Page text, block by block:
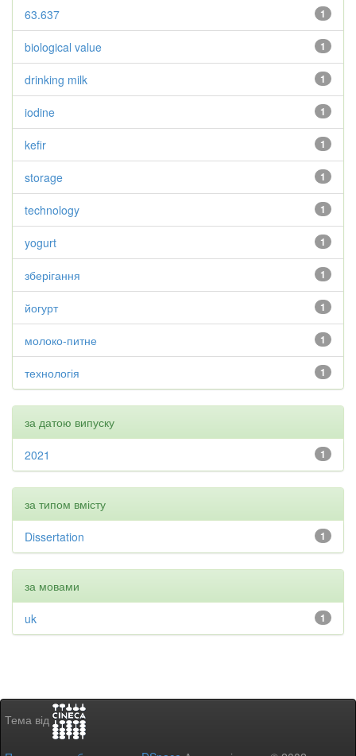
1
63.637
1
biological value
1
drinking milk
1
iodine
1
kefir
1
storage
1
technology
1
yogurt
1
зберігання
1
йогурт
1
молоко-питне
1
технологія
за датою випуску
1
2021
за типом вмісту
1
Dissertation
за мовами
1
uk
Тема від